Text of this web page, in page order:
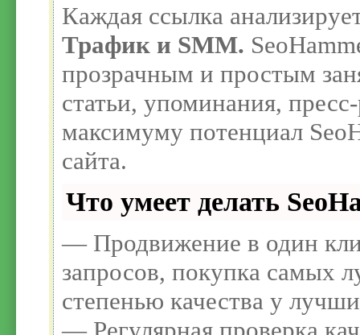
Каждая ссылка
Трафик и SMM.
прозрачным и простым
статьи, упоминания,
максимуму потенциал
сайта.
Что умеет делать
— Продвижение в один
запросов, покупка самых
степенью качества у